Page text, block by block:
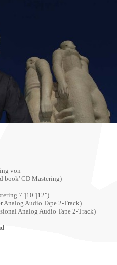
von
book' CD Mastering)
7"|10"|12")
Analog Audio Tape 2-Track)
Analog Audio Tape 2-Track)